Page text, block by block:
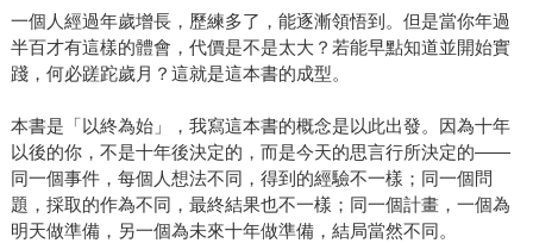
一個人經過年歲增長，歷練多了，能逐漸領悟到。但是當你年過
半百才有這樣的體會，代價是不是太大？若能早點知道並開始實
踐，何必蹉跎歲月？這就是這本書的成型。
本書是「以終為始」，我寫這本書的概念是以此出發。因為十年
以後的你，不是十年後決定的，而是今天的思言行所決定的——
同一個事件，每個人想法不同，得到的經驗不一樣；同一個問
題，採取的作為不同，最終結果也不一樣；同一個計畫，一個為
明天做準備，另一個為未來十年做準備，結局當然不同。